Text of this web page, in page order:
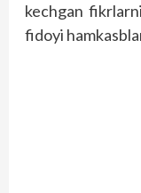
kechgan
fidoyi